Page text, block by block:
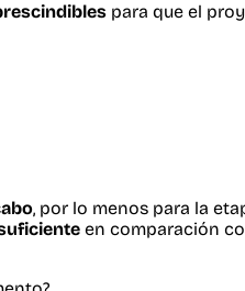
para que el
, por lo menos para la
en comparación